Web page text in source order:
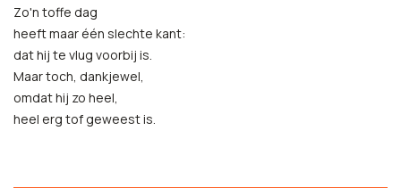
Zo'n toffe dag
heeft maar één slechte kant:
dat hij te vlug voorbij is.
Maar toch, dankjewel,
omdat hij zo heel,
heel erg tof geweest is.